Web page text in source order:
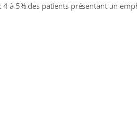
à 5% des patients présentant un